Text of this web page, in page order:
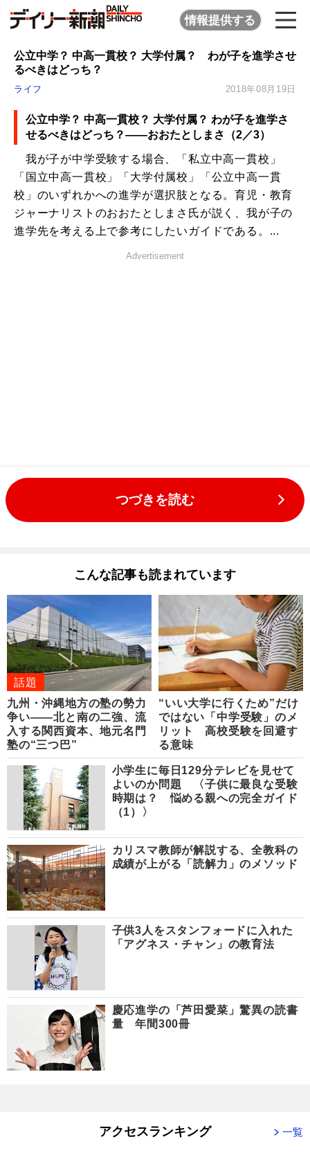
情報提供する
公立中学？ 中高一貫校？ 大学付属？ わが子を進学させ
るべきはどっち？
ライフ 2018年08月19日
公立中学？ 中高一貫校？ 大学付属？ わが子を進学さ
せるべきはどっち？――おおたとしまさ（2／3）
我が子が中学受験する場合、「私立中高一貫校」
「国立中高一貫校」「大学付属校」「公立中高一貫
校」のいずれかへの進学が選択肢となる。育児・教育
ジャーナリストのおおたとしまさ氏が説く、我が子の
進学先を考える上で参考にしたいガイドである。...
Advertisement
つづきを読む
こんな記事も読まれています
話題
九州・沖縄地方の塾の勢力
争い――北と南の二強、流
入する関西資本、地元名門
塾の“三つ巴”
“いい大学に行くため”だけ
ではない「中学受験」のメ
リット 高校受験を回避す
る意味
小学生に毎日129分テレビを見せて
よいのか問題 〈子供に最良な受験
時期は？ 悩める親への完全ガイド
（1）〉
カリスマ教師が解説する、全教科の
成績が上がる「読解力」のメソッド
子供3人をスタンフォードに入れた
「アグネス・チャン」の教育法
慶応進学の「芦田愛菜」驚異の読書
量 年間300冊
アクセスランキング 一覧